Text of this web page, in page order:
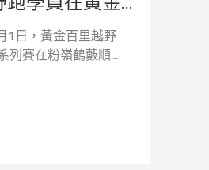
1日，黃金百里越野
列賽在粉嶺鶴藪順...